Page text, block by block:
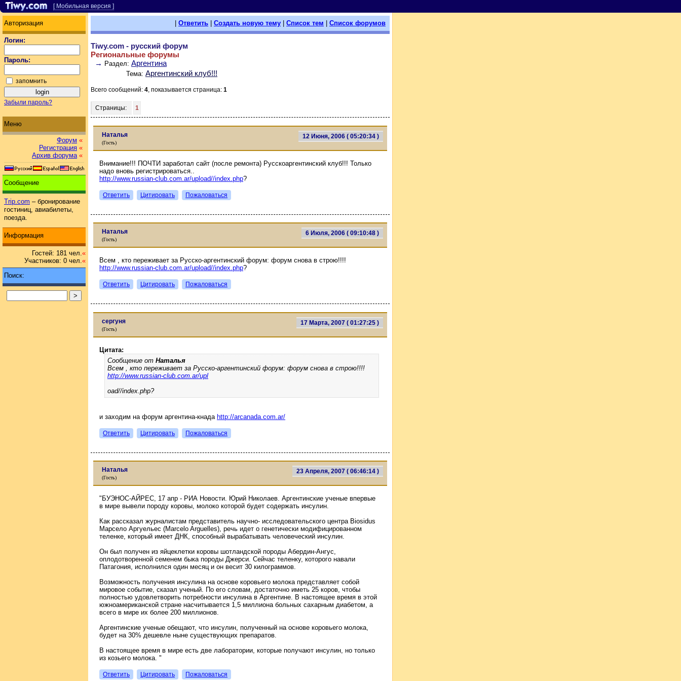
[ Мобильная версия ]
Авторизация
Логин:
Пароль:
запомнить
Забыли пароль?
Меню
Форум «
Регистрация «
Архив форума «
Сообщение
Trip.com – бронирование
гостиниц, авиабилеты,
поезда.
Информация
Гостей: 181 чел.«
Участников: 0 чел.«
Поиск:
Ответить Создать новую тему Список тем Список форумов
Tiwy.com - русский форум
Региональные форумы
→ Раздел: Аргентина
Тема: Аргентинский клуб!!!
Всего сообщений: 4, показывается страница: 1
Страницы: 1
12 Июня, 2006 ( 05:20:34 )
Наталья
(Гость)
Внимание!!! ПОЧТИ заработал сайт (после ремонта) Русскоаргентинский клуб!!! Только
надо вновь регистрироваться..
http://www.russian-club.com.ar/upload//index.php?
Ответить Цитировать Пожаловаться
6 Июля, 2006 ( 09:10:48 )
Наталья
(Гость)
Всем , кто переживает за Русско-аргентинский форум: форум снова в строю!!!!
http://www.russian-club.com.ar/upload//index.php?
Ответить Цитировать Пожаловаться
17 Марта, 2007 ( 01:27:25 )
сергуня
(Гость)
Цитата:
Сообщение от Наталья
Всем , кто переживает за Русско-аргентинский форум: форум снова в строю!!!!
http://www.russian-club.com.ar/upl
oad//index.php?
и заходим на форум аргентина-кнада http://arcanada.com.ar/
Ответить Цитировать Пожаловаться
23 Апреля, 2007 ( 06:46:14 )
Наталья
(Гость)
"БУЭНОС-АЙРЕС, 17 апр - РИА Новости. Юрий Николаев. Аргентинские ученые впервые
в мире вывели породу коровы, молоко которой будет содержать инсулин.
Как рассказал журналистам представитель научно- исследовательского центра Biosidus
Марсело Аргуельес (Marcelo Arguelles), речь идет о генетически модифицированном
теленке, который имеет ДНК, способный вырабатывать человеческий инсулин.
Он был получен из яйцеклетки коровы шотландской породы Абердин-Ангус,
оплодотворенной семенем быка породы Джерси. Сейчас теленку, которого навали
Патагония, исполнился один месяц и он весит 30 килограммов.
Возможность получения инсулина на основе коровьего молока представляет собой
мировое событие, сказал ученый. По его словам, достаточно иметь 25 коров, чтобы
полностью удовлетворить потребности инсулина в Аргентине. В настоящее время в этой
южноамериканской стране насчитывается 1,5 миллиона больных сахарным диабетом, а
всего в мире их более 200 миллионов.
Аргентинские ученые обещают, что инсулин, полученный на основе коровьего молока,
будет на 30% дешевле ныне существующих препаратов.
В настоящее время в мире есть две лаборатории, которые получают инсулин, но только
из козьего молока. "
Ответить Цитировать Пожаловаться